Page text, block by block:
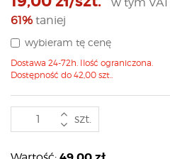
61% taniej
wybieram tę cenę
Dostawa 24-72h. Ilość ograniczona.
Dostępność do 42,00 szt..
szt.